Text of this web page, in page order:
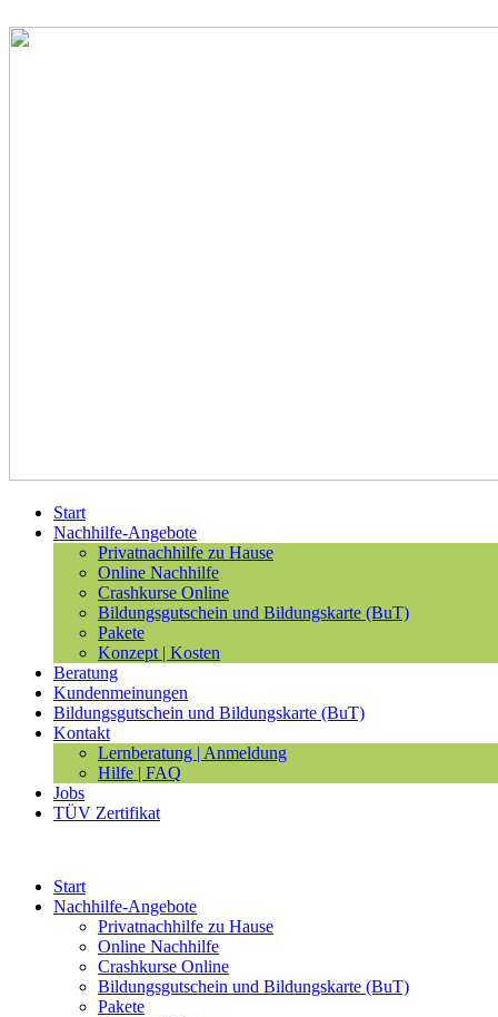
Start
Nachhilfe-Angebote
Privatnachhilfe zu Hause
Online Nachhilfe
Crashkurse Online
Bildungsgutschein und Bildungskarte (BuT)
Pakete
Konzept | Kosten
Beratung
Kundenmeinungen
Bildungsgutschein und Bildungskarte (BuT)
Kontakt
Lernberatung | Anmeldung
Hilfe | FAQ
Jobs
TÜV Zertifikat
Start
Nachhilfe-Angebote
Privatnachhilfe zu Hause
Online Nachhilfe
Crashkurse Online
Bildungsgutschein und Bildungskarte (BuT)
Pakete